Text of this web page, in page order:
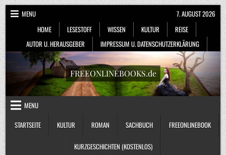
Skip
to
content
MENU
HOME
LESESTOFF WISSEN KULTUR
REISE
AUTOR U. HERAUSGEBER
IMPRESSUM U. DATENSCHUTZERKLÄRUNG
7. AUGUST 2026
FREEONLINEBOOKS.de
MENU
STARTSEITE
KULTUR ROMAN SACHBUCH FREEONLINEBOOK
KURZGESCHICHTEN (KOSTENLOS)